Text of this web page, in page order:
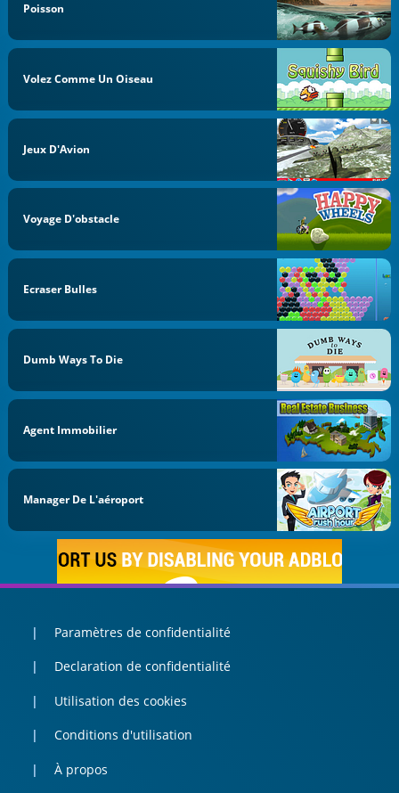
Poisson
Volez Comme Un Oiseau
Jeux D'Avion
Voyage D'obstacle
Ecraser Bulles
Dumb Ways To Die
Agent Immobilier
Manager De L'aéroport
Paramètres de confidentialité
Declaration de confidentialité
Utilisation des cookies
Conditions d'utilisation
À propos